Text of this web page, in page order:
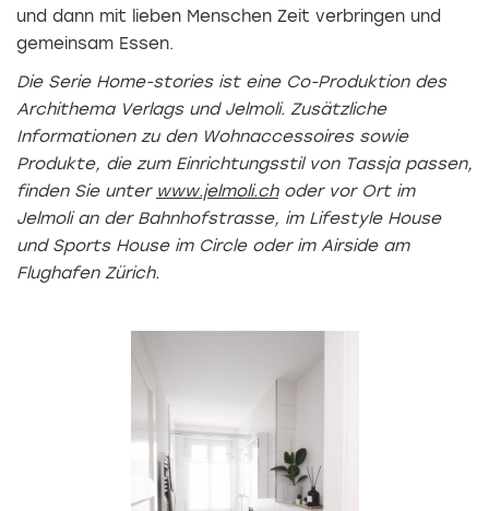
und dann mit lieben Menschen Zeit verbringen und
gemeinsam Essen.
Die Serie Home-stories ist eine Co-Produktion des
Archithema Verlags und Jelmoli. Zusätzliche
Informationen zu den Wohnaccessoires sowie
Produkte, die zum Einrichtungsstil von Tassja passen,
finden Sie unter www.jelmoli.choder vor Ort im
Jelmoli an der Bahnhofstrasse, im Lifestyle House
und Sports House im Circle oder im Airside am
Flughafen Zürich.